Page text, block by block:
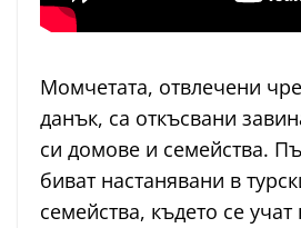
Момчетата, отвлечени
данък, са откъсвани
си домове и семейства.
биват настанявани в
семейства, където се